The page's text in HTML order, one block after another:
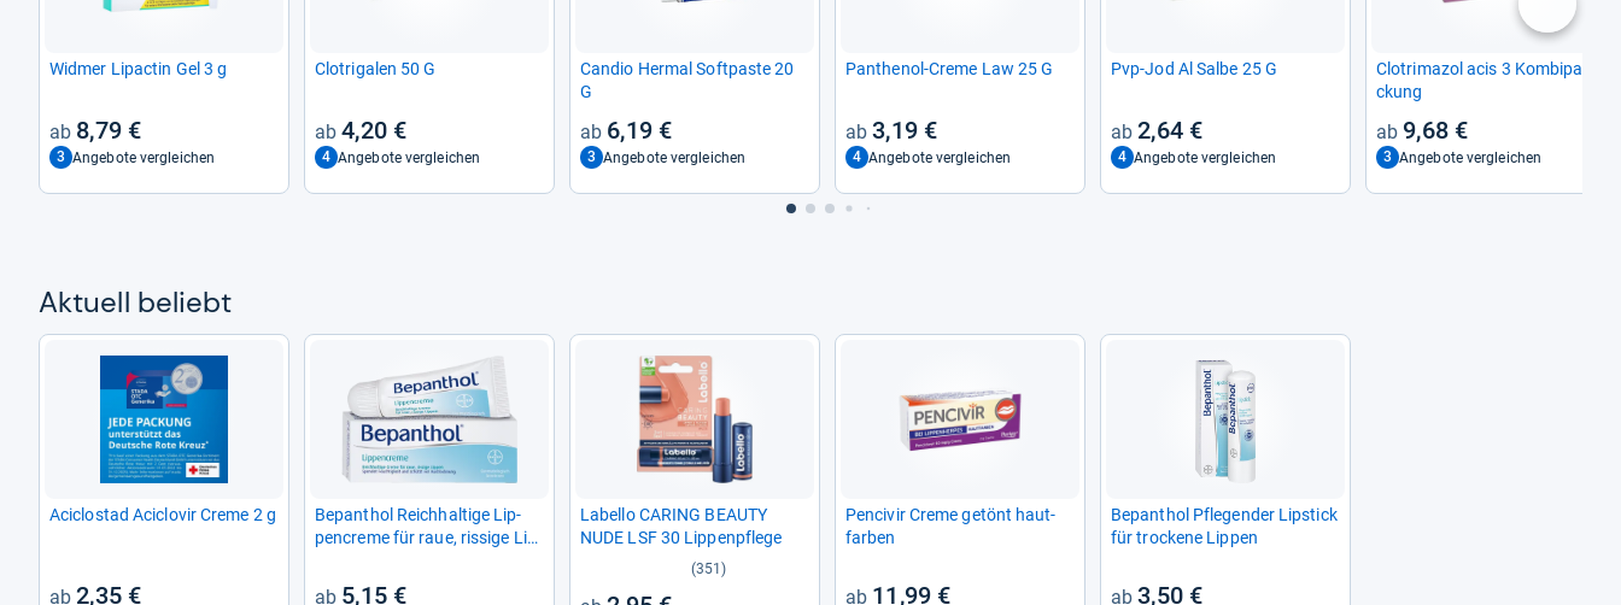
Wid­mer Lipac­tin Gel 3 g
8,79 €
3 Angebote vergleichen
Clot­ri­ga­len 50 G
4,20 €
4 Angebote vergleichen
Can­dio Her­mal Soft­paste 20
G
6,19 €
3 Angebote vergleichen
Pan­the­nol-​Creme Law 25 G
3,19 €
4 Angebote vergleichen
Pvp-​Jod Al Salbe 25 G
2,64 €
4 Angebote vergleichen
Clo­tri­ma­zol acis 3 Kom­bi­pa­
ckung
9,68 €
3 Angebote vergleichen
nächste
Aktu­ell beliebt
Acic­lo­stad Acic­lo­vir Creme 2 g
2,35 €
Bepan­thol Reich­hal­tige Lip­
pen­creme für raue, ris­sige Lip­
5,15 €
Labello CARING BEAUTY
NUDE LSF 30 Lip­pen­pflege
(351)
Pen­ci­vir Creme getönt haut­
far­ben
11,99 €
Bepan­thol Pfle­gen­der Lip­stick
für tro­ckene Lip­pen
3,50 €